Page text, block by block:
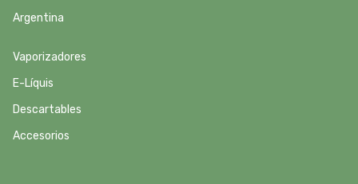
Argentina
Vaporizadores
E-Líquis
Descartables
Accesorios